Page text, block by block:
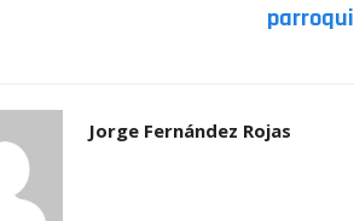
Jorge Fernández Rojas